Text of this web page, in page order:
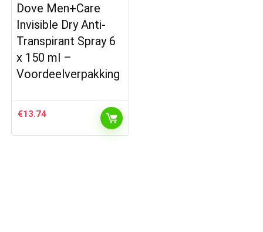
Dove Men+Care
Invisible Dry Anti-
Transpirant Spray 6
x 150 ml –
Voordeelverpakking
€13.74